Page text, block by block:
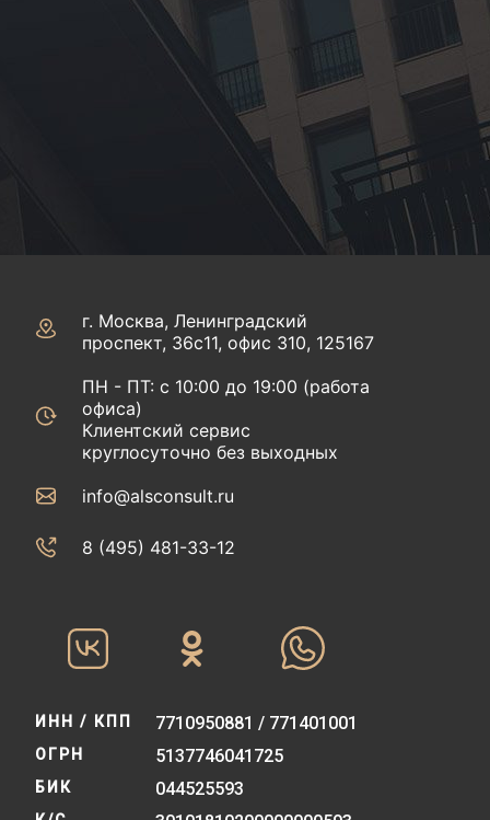
г. Москва, Ленинградский
проспект, 36с11, офис 310, 125167
ПН - ПТ: с 10:00 до 19:00 (работа
офиса)
Клиентский сервис
круглосуточно без выходных
info@alsconsult.ru
8 (495) 481-33-12‬‬
ИНН / КПП 7710950881 / 771401001
ОГРН 5137746041725
БИК 044525593